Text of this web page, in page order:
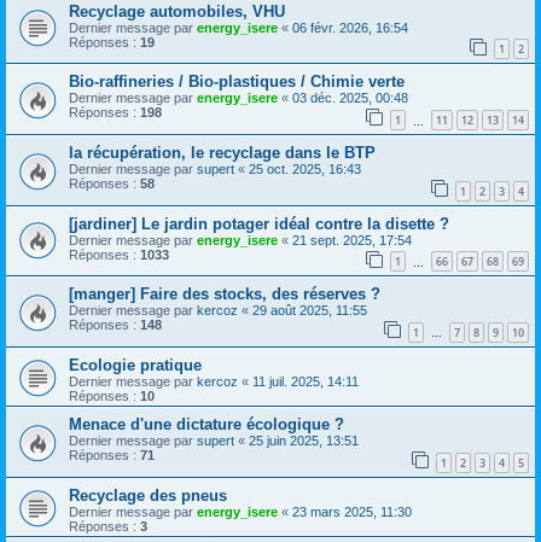
Recyclage automobiles, VHU
Dernier message par energy_isere « 06 févr. 2026, 16:54
Réponses : 19 1 2
Bio-raffineries / Bio-plastiques / Chimie verte
Dernier message par energy_isere « 03 déc. 2025, 00:48
Réponses : 198 1 11 12 13 14
la récupération, le recyclage dans le BTP
Dernier message par supert « 25 oct. 2025, 16:43
Réponses : 58 1 2 3 4
[jardiner] Le jardin potager idéal contre la disette ?
Dernier message par energy_isere « 21 sept. 2025, 17:54
Réponses : 1033 1 66 67 68 69
[manger] Faire des stocks, des réserves ?
Dernier message par kercoz « 29 août 2025, 11:55
Réponses : 148 1 … 7 8 9 10
Ecologie pratique
Dernier message par kercoz « 11 juil. 2025, 14:11
Réponses : 10
Menace d'une dictature écologique ?
Dernier message par supert « 25 juin 2025, 13:51
Réponses : 71 1 2 3 4 5
Recyclage des pneus
Dernier message par energy_isere « 23 mars 2025, 11:30
Réponses : 3